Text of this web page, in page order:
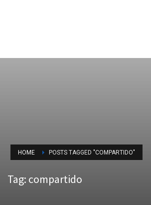
HOME POSTS TAGGED "COMPARTIDO"
Tag: compartido